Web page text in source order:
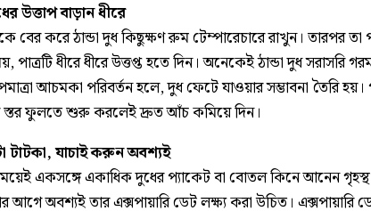
উত্তাপ বাড়ান ধীরে
বের করে ঠান্ডা দুধ কিছুক্ষণ রুম টেম্পারেচারে রাখুন। তারপর তা
পাত্রটি ধীরে ধীরে উত্তপ্ত হতে দিন। অনেকেই ঠান্ডা দুধ সরাসরি
আচমকা পরিবর্তন হলে, দুধ ফেটে যাওয়ার সম্ভাবনা তৈরি হয়।
স্তর ফুলতে শুরু করলেই দ্রুত আঁচ কমিয়ে দিন।
টাটকা, যাচাই করুন অবশ্যই
একসঙ্গে একাধিক দুধের প্যাকেট বা বোতল কিনে আনেন
আগে অবশ্যই তার এক্সপায়ারি ডেট লক্ষ্য করা উচিত। এক্সপায়ারি